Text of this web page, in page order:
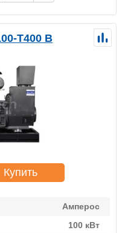
Т400 B
Купить
Амперос
100 кВт